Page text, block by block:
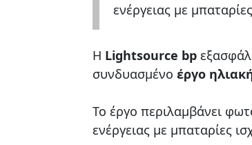
ενέργειας με μπαταρίες
Η Lightsource bp
συνδυασμένο έργο
Το έργο περιλαμβάνει
ενέργειας με μπαταρίες